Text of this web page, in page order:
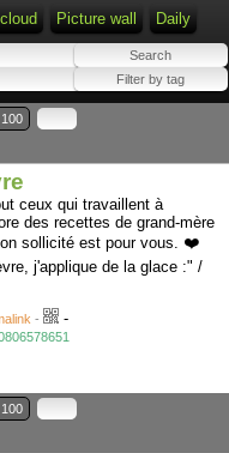
Picture wall Daily
100
ceux qui travaillent à
des recettes de grand-mère
sollicité est pour vous. ❤️
j'applique de la glace :" /
- -
100